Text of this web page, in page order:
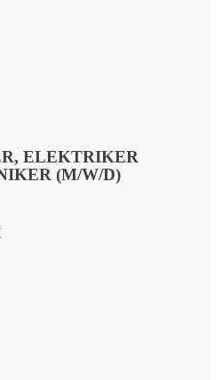
ELEKTRIKER
(M/W/D)